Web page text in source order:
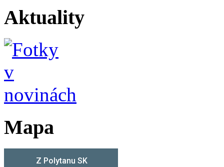
Aktuality
Mapa